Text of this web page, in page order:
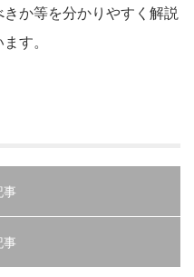
か等を分かりやすく解説
す。
事
事